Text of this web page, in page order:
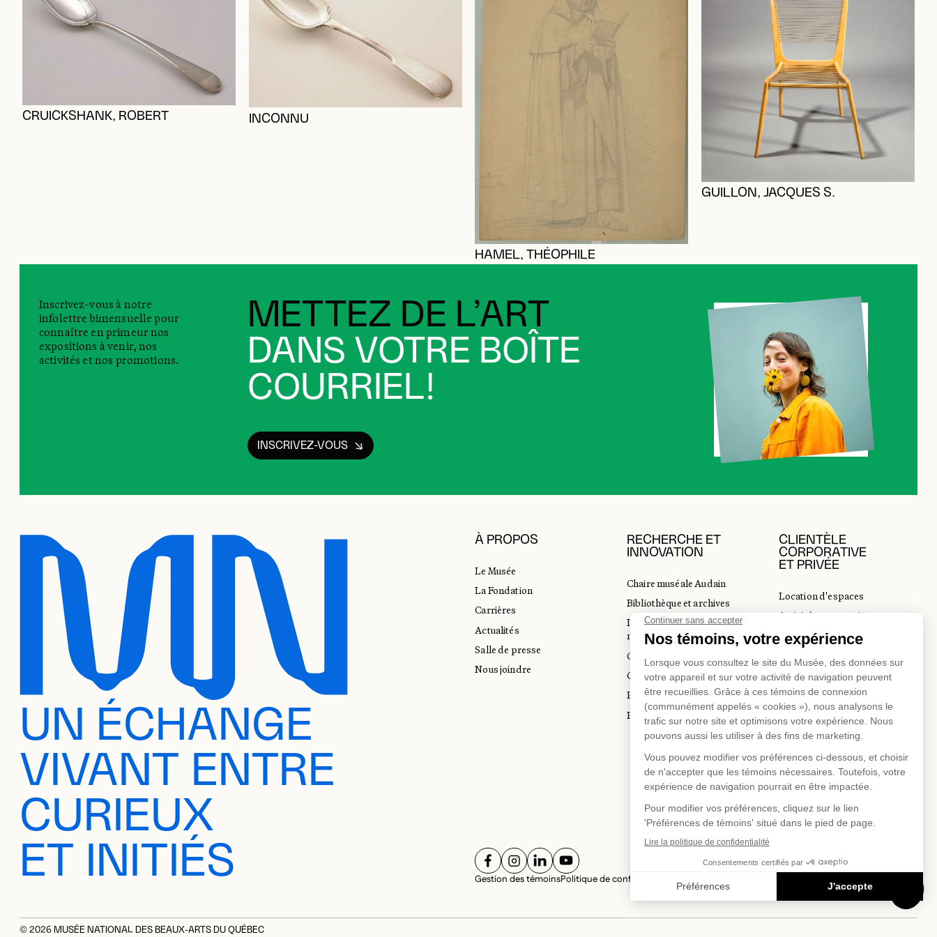
CRUICKSHANK, ROBERT INCONNU
HAMEL, THÉOPHILE
GUILLON, JACQUES S.
METTEZ DE L’ART
DANS VOTRE BOÎTE
COURRIEL!
Inscrivez-vous à notre
infolettre bimensuelle pour
connaître en primeur nos
expositions à venir, nos
activités et nos promotions.
INSCRIVEZ-VOUS
UN ÉCHANGE
VIVANT ENTRE
CURIEUX
ET INITIÉS
À PROPOS
Le Musée
La Fondation
Carrières
Actualités
Salle de presse
Nous joindre
RECHERCHE ET
INNOVATION
Chaire muséale Audain
Bibliothèque et archives
Incubateur d’innovations
muséales
Guide de numérisation 3D
Commandes d'images
Prix en art actuel
Prix Lynne-Cohen
CLIENTÈLE
CORPORATIVE
ET PRIVÉE
Location d'espaces
Activités corporatives
Location d'œuvres
du tourisme
RÉSEAUX
SUIVEZ-NOUS SUR
SUIVEZ-NOUS SUR
SUIVEZ-NOUS SUR
SUIVEZ-NOUS SUR
Gestion des témoinsPolitique de confidentialité
© 2026 MUSÉE NATIONAL DES BEAUX-ARTS DU QUÉBEC